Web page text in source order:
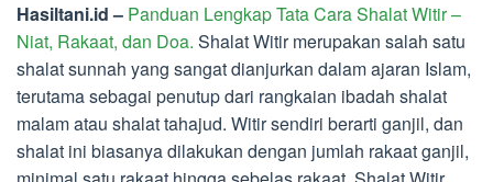
Hasiltani.id – Panduan Lengkap Tata Cara Shalat Witir –
Niat, Rakaat, dan Doa. Shalat Witir merupakan salah satu
shalat sunnah yang sangat dianjurkan dalam ajaran Islam,
terutama sebagai penutup dari rangkaian ibadah shalat
malam atau shalat tahajud. Witir sendiri berarti ganjil, dan
shalat ini biasanya dilakukan dengan jumlah rakaat ganjil,